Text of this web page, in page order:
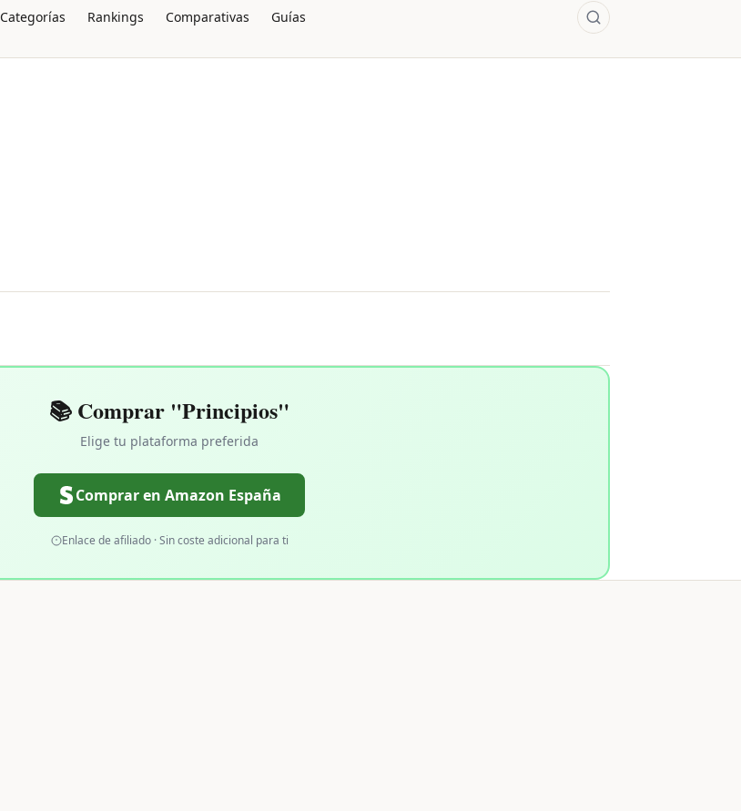
Categorías Rankings Comparativas Guías
📚 Comprar "Principios"
Elige tu plataforma preferida
Comprar en Amazon España
Enlace de afiliado · Sin coste adicional para ti